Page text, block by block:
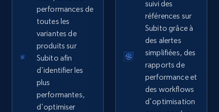
Home Depot US
URL, Domain, Country code, Model number,
Sku, Product id, Product name, Manufacturer,
and more.
Commencer
performances de
toutes les
variantes de
produits sur
Subito afin
d'identifier les
plus
performantes,
d'optimiser
suivi des
références sur
Subito grâce à
des alertes
simplifiées, des
rapports de
performance et
des workflows
d'optimisation